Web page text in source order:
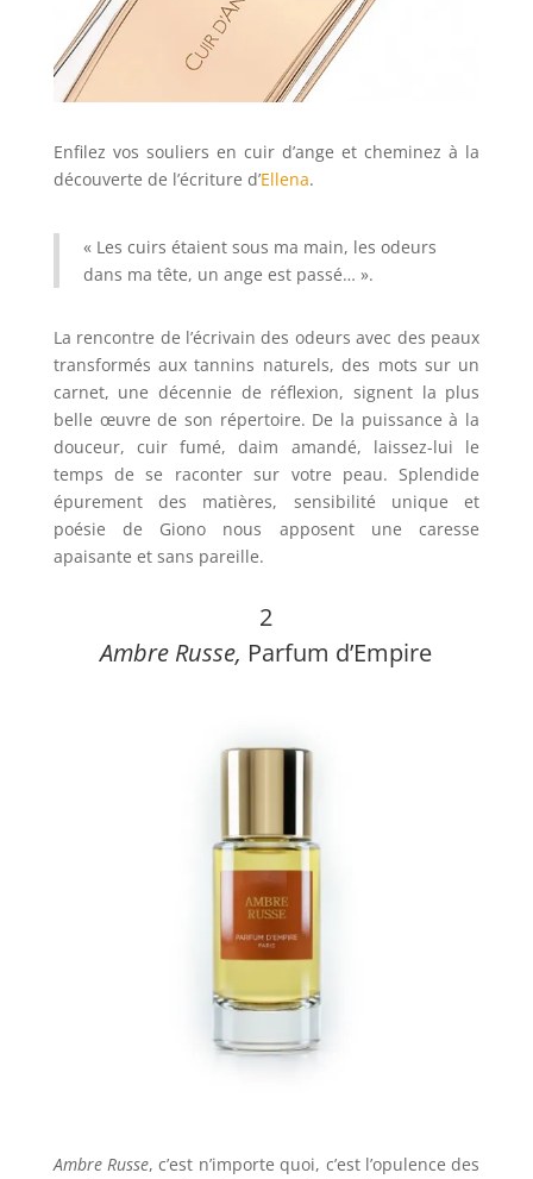
Enfilez vos souliers en cuir d’ange et cheminez à la
découverte de l’écriture d’Ellena.
« Les cuirs étaient sous ma main, les odeurs
dans ma tête, un ange est passé… ».
La rencontre de l’écrivain des odeurs avec des peaux
transformés aux tannins naturels, des mots sur un
carnet, une décennie de réflexion, signent la plus
belle œuvre de son répertoire. De la puissance à la
douceur, cuir fumé, daim amandé, laissez-lui le
temps de se raconter sur votre peau. Splendide
épurement des matières, sensibilité unique et
poésie de Giono nous apposent une caresse
apaisante et sans pareille.
2
Ambre Russe, Parfum d’Empire
Ambre Russe, c’est n’importe quoi, c’est l’opulence des